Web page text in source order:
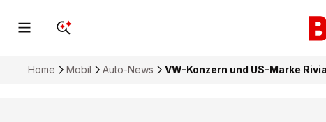
Home Mobil Auto-News VW-Konzern und US-Marke